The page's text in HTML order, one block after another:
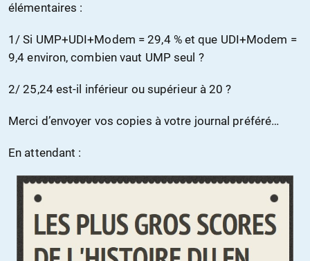
élémentaires :
1/ Si UMP+UDI+Modem = 29,4 % et que UDI+Modem =
9,4 environ, combien vaut UMP seul ?
2/ 25,24 est-il inférieur ou supérieur à 20 ?
Merci d’envoyer vos copies à votre journal préféré…
En attendant :